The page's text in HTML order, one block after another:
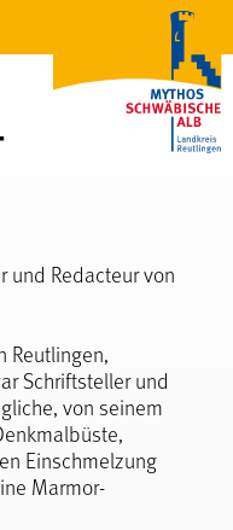
und Redacteur von
Reutlingen,
Schriftsteller und
von seinem
Einschmelzung
Marmor-